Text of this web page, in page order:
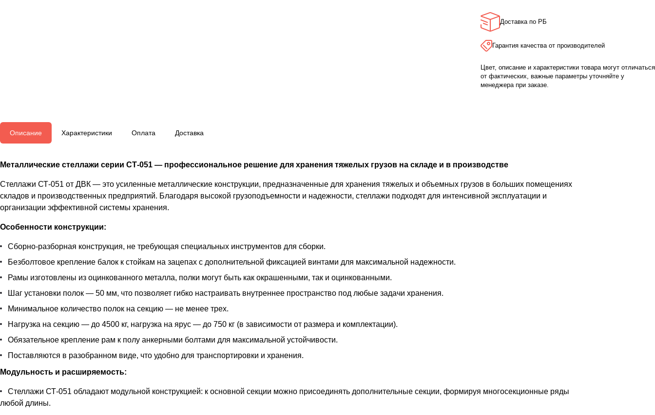
Доставка по РБ
Гарантия качества от производителей
Цвет, описание и характеристики товара могут отличаться
от фактических, важные параметры уточняйте у
менеджера при заказе.
Описание Характеристики Оплата Доставка
Металлические стеллажи серии СТ-051 — профессиональное решение для хранения тяжелых грузов на складе и в производстве
Стеллажи СТ-051 от ДВК — это усиленные металлические конструкции, предназначенные для хранения тяжелых и объемных грузов в больших помещениях
складов и производственных предприятий. Благодаря высокой грузоподъемности и надежности, стеллажи подходят для интенсивной эксплуатации и
организации эффективной системы хранения.
Особенности конструкции:
Сборно-разборная конструкция, не требующая специальных инструментов для сборки.
Безболтовое крепление балок к стойкам на зацепах с дополнительной фиксацией винтами для максимальной надежности.
Рамы изготовлены из оцинкованного металла, полки могут быть как окрашенными, так и оцинкованными.
Шаг установки полок — 50 мм, что позволяет гибко настраивать внутреннее пространство под любые задачи хранения.
Минимальное количество полок на секцию — не менее трех.
Нагрузка на секцию — до 4500 кг, нагрузка на ярус — до 750 кг (в зависимости от размера и комплектации).
Обязательное крепление рам к полу анкерными болтами для максимальной устойчивости.
Поставляются в разобранном виде, что удобно для транспортировки и хранения.
Модульность и расширяемость:
Стеллажи СТ-051 обладают модульной конструкцией: к основной секции можно присоединять дополнительные секции, формируя многосекционные ряды
любой длины.